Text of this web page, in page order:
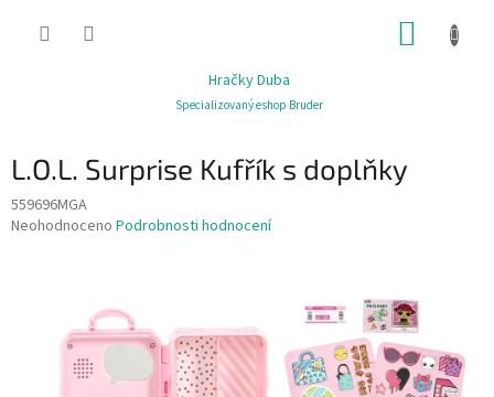
Hračky Duba
Specializovaný eshop Bruder
L.O.L. Surprise Kufřík s doplňky
559696MGA
Průměrné
hvězdiček.
Neohodnoceno Podrobnosti hodnocení